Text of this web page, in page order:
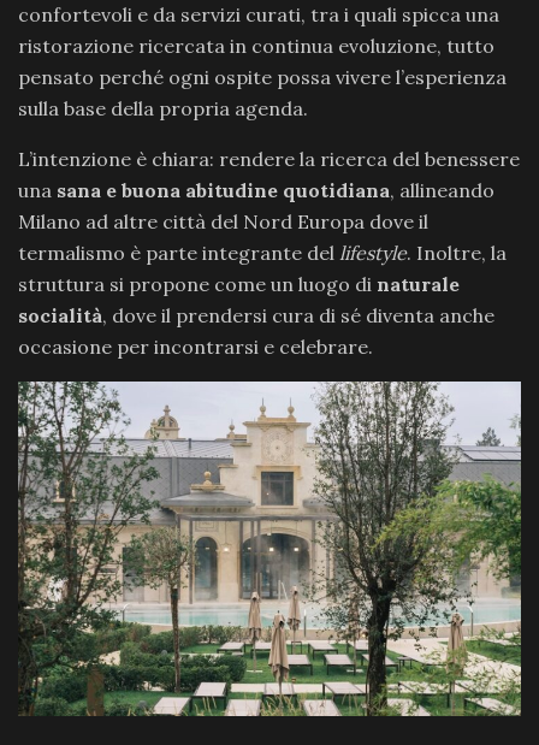
confortevoli e da servizi curati, tra i quali spicca una
ristorazione ricercata in continua evoluzione, tutto
pensato perché ogni ospite possa vivere l’esperienza
sulla base della propria agenda.
L’intenzione è chiara: rendere la ricerca del benessere
una sana e buona abitudine quotidiana, allineando
Milano ad altre città del Nord Europa dove il
termalismo è parte integrante del lifestyle. Inoltre, la
struttura si propone come un luogo di naturale
socialità, dove il prendersi cura di sé diventa anche
occasione per incontrarsi e celebrare.